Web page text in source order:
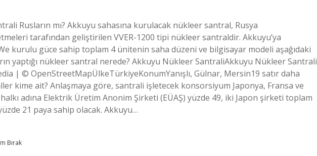
Rusların mı? Akkuyu sahasına kurulacak nükleer santral, Rusya
tarafından geliştirilen VVER-1200 tipi nükleer santraldir. Akkuyu’ya
kurulu güce sahip toplam 4 ünitenin saha düzeni ve bilgisayar modeli aşağıdaki
yaptığı nükleer santral nerede? Akkuyu Nükleer SantraliAkkuyu Nükleer Santrali
| © OpenStreetMapÜlkeTürkiyeKonumYanışlı, Gülnar, Mersin19 satır daha
kime ait? Anlaşmaya göre, santrali işletecek konsorsiyum Japonya, Fransa ve
adına Elektrik Üretim Anonim Şirketi (EÜAŞ) yüzde 49, iki Japon şirketi toplam
21 paya sahip olacak. Akkuyu…
Bırak